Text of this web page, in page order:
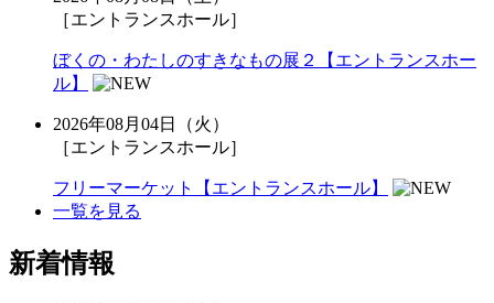
［エントランスホール］
ぼくの・わたしのすきなもの展２【エントランスホー
ル】
2026年08月04日（火）
［エントランスホール］
フリーマーケット【エントランスホール】
一覧を見る
新着情報